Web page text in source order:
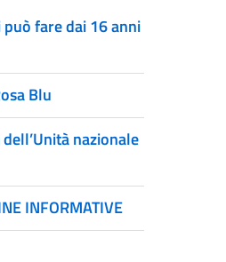
può fare dai 16 anni
Blu
nazionale
INFORMATIVE